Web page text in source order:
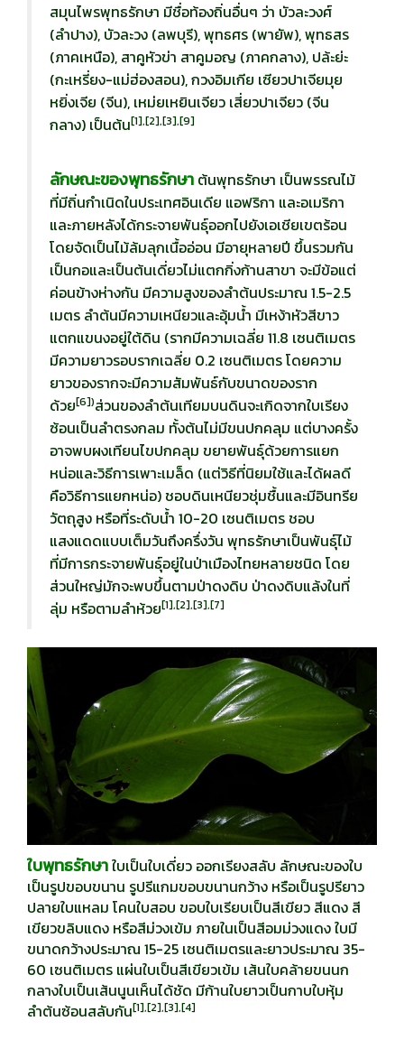
สมุนไพรพุทธรักษา มีชื่อท้องถิ่นอื่นๆ ว่า บัวละวงศ์
(ลำปาง), บัวละวง (ลพบุรี), พุทธศร (พายัพ), พุทธสร
(ภาคเหนือ), สาคูหัวข่า สาคูมอญ (ภาคกลาง), ปล้ะย่ะ
(กะเหรี่ยง-แม่ฮ่องสอน), กวงอิมเกีย เซียวปาเจียมุย
หยิ่งเจีย (จีน), เหม่ยเหยินเจียว เสี่ยวปาเจียว (จีน
กลาง) เป็นต้น[1],[2],[3],[9]
ลักษณะของพุทธรักษา ต้นพุทธรักษา เป็นพรรณไม้
ที่มีถิ่นกำเนิดในประเทศอินเดีย แอฟริกา และอเมริกา
และภายหลังได้กระจายพันธุ์ออกไปยังเอเชียเขตร้อน
โดยจัดเป็นไม้ล้มลุกเนื้ออ่อน มีอายุหลายปี ขึ้นรวมกัน
เป็นกอและเป็นต้นเดี่ยวไม่แตกกิ่งก้านสาขา จะมีข้อแต่
ค่อนข้างห่างกัน มีความสูงของลำต้นประมาณ 1.5-2.5
เมตร ลำต้นมีความเหนียวและอุ้มน้ำ มีเหง้าหัวสีขาว
แตกแขนงอยู่ใต้ดิน (รากมีความเฉลี่ย 11.8 เซนติเมตร
มีความยาวรอบรากเฉลี่ย 0.2 เซนติเมตร โดยความ
ยาวของรากจะมีความสัมพันธ์กับขนาดของราก
ด้วย[6])ส่วนของลำต้นเทียมบนดินจะเกิดจากใบเรียง
ซ้อนเป็นลำตรงกลม ทั้งต้นไม่มีขนปกคลุม แต่บางครั้ง
อาจพบผงเทียนไขปกคลุม ขยายพันธุ์ด้วยการแยก
หน่อและวิธีการเพาะเมล็ด (แต่วิธีที่นิยมใช้และได้ผลดี
คือวิธีการแยกหน่อ) ชอบดินเหนียวชุ่มชื้นและมีอินทรีย
วัตถุสูง หรือที่ระดับน้ำ 10-20 เซนติเมตร ชอบ
แสงแดดแบบเต็มวันถึงครึ่งวัน พุทธรักษาเป็นพันธุ์ไม้
ที่มีการกระจายพันธุ์อยู่ในป่าเมืองไทยหลายชนิด โดย
ส่วนใหญ่มักจะพบขึ้นตามป่าดงดิบ ป่าดงดิบแล้งในที่
ลุ่ม หรือตามลำห้วย[1],[2],[3],[7]
ใบพุทธรักษาใบเป็นใบเดี่ยว ออกเรียงสลับ ลักษณะของใบ
เป็นรูปขอบขนาน รูปรีแกมขอบขนานกว้าง หรือเป็นรูปรียาว
ปลายใบแหลม โคนใบสอบ ขอบใบเรียบเป็นสีเขียว สีแดง สี
เขียวขลิบแดง หรือสีม่วงเข้ม ภายในเป็นสีอมม่วงแดง ใบมี
ขนาดกว้างประมาณ 15-25 เซนติเมตรและยาวประมาณ 35-
60 เซนติเมตร แผ่นใบเป็นสีเขียวเข้ม เส้นใบคล้ายขนนก
กลางใบเป็นเส้นนูนเห็นได้ชัด มีก้านใบยาวเป็นกาบใบหุ้ม
ลำต้นซ้อนสลับกัน[1],[2],[3],[4]